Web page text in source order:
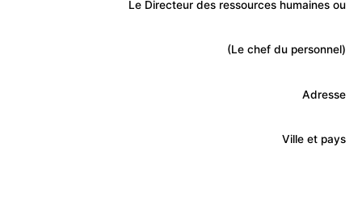
Le Directeur des ressources humaines ou
(Le chef du personnel)
Adresse
Ville et pays